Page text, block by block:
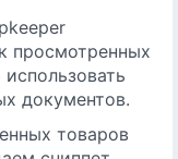
просмотренных
документов.
товаров